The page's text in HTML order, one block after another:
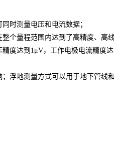
时测量电压和电流数据；
个量程范围内达到了高精度、高线
度达到1μV，工作电极电流精度
浮地测量方式可以用于地下管线和